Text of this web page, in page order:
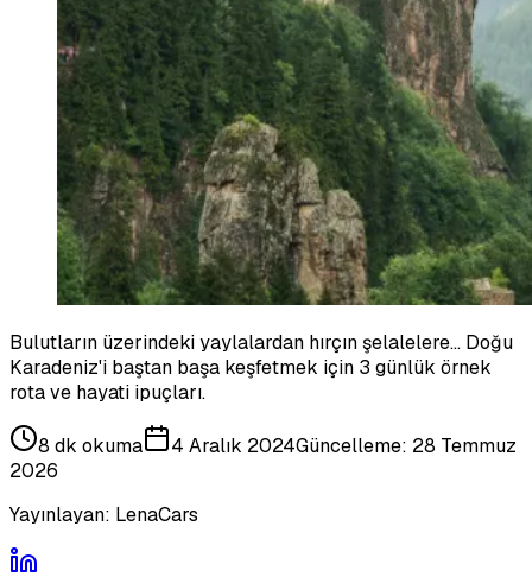
Bulutların üzerindeki yaylalardan hırçın şelalelere... Doğu
Karadeniz'i baştan başa keşfetmek için 3 günlük örnek
rota ve hayati ipuçları.
8 dk okuma 4 Aralık 2024Güncelleme: 28 Temmuz
2026
Yayınlayan: LenaCars